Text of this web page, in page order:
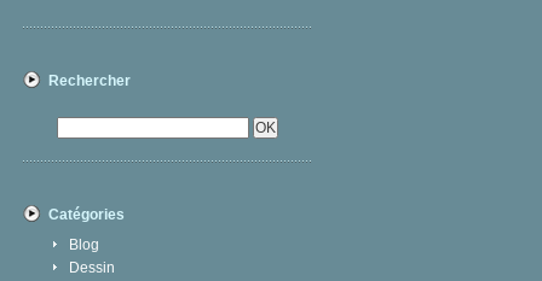
Rechercher
Catégories
Blog
Dessin